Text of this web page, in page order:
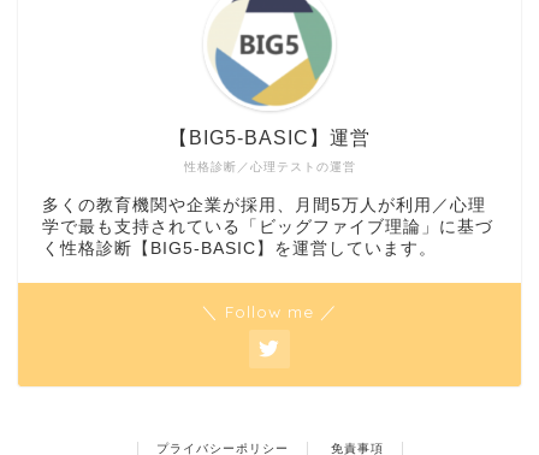
性格診断／心理テストの運営
【BIG5-BASIC】運営
多くの教育機関や企業が採用、月間5万人が利用／心理
学で最も支持されている「ビッグファイブ理論」に基づ
く性格診断【BIG5-BASIC】を運営しています。
＼ Follow me ／
プライバシーポリシー 免責事項